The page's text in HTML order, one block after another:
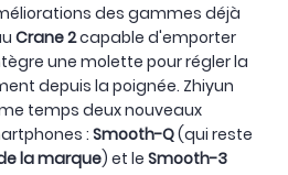
des gammes déjà
Crane 2capable d'emporter
une molette pour régler la
depuis la poignée. Zhiyun
temps deux nouveaux
: Smooth-Q(qui reste
la marque) et le Smooth-3